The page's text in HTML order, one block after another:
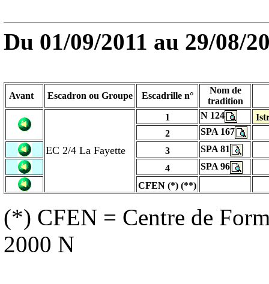
Du 01/09/2011 au 29/08/
Avant Escadron ou Groupe Escadrille n°
Nom de
tradition
EC 2/4 La Fayette
1 N 124
2
SPA 167
3
SPA 81
4
SPA 96
CFEN (*) (**)
(*) CFEN = Centre de
2000 N